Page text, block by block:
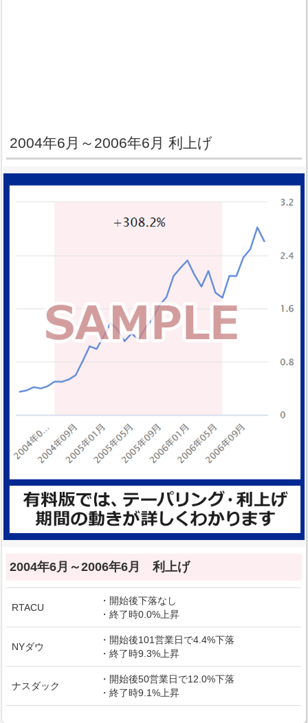
2004年6月～2006年6月 利上げ
2004年6月～2006年6月 利上げ
RTACU
・開始後下落なし
・終了時0.0%上昇
NYダウ
・開始後101営業日で4.4%下落
・終了時9.3%上昇
ナスダック
・開始後50営業日で12.0%下落
・終了時9.1%上昇